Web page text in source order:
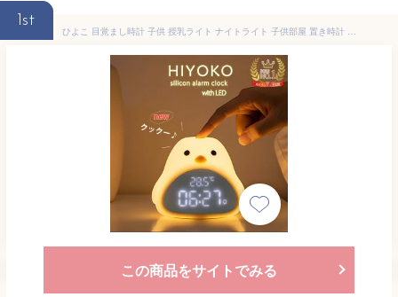
1st
ひよこ 目覚まし時計 子供 授乳ライト ナイトライト 子供部屋 置き時計 デジタル時計 新生活 プレゼント 男の子 女の子 小学生 保育園 かわいい 温度 文字 大きい 小型 コードレス LED キャラクター ベッドサイド
この商品をサイトでみる